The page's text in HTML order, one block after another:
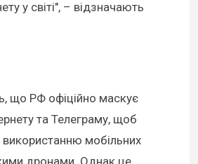
у світі", – відзначають
що РФ офіційно маскує
та Телеграму, щоб
використанню мобільних
дронами. Однак це